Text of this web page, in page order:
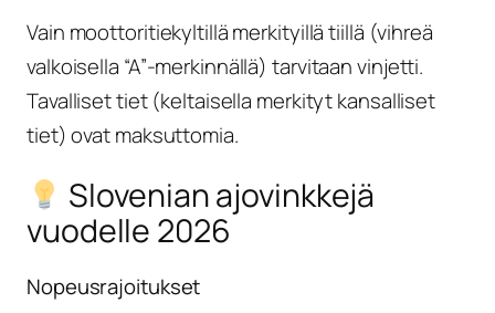
Vain moottoritiekyltillä merkityillä tiillä (vihreä
valkoisella “A”-merkinnällä) tarvitaan vinjetti.
Tavalliset tiet (keltaisella merkityt kansalliset
tiet) ovat maksuttomia.
Slovenian ajovinkkejä
vuodelle 2026
Nopeusrajoitukset